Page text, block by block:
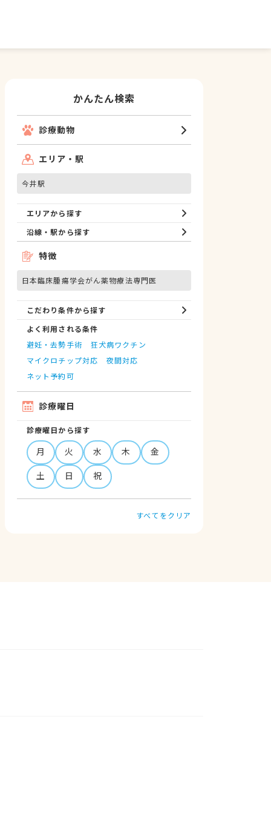
かんたん検索
診療動物
エリア・駅
今井駅
エリアから探す
沿線・駅から探す
特徴
日本臨床腫瘍学会がん薬物療法専門医
こだわり条件から探す
よく利用される条件
避妊・去勢手術
狂犬病ワクチン
マイクロチップ対応
夜間対応
ネット予約可
診療曜日
診療曜日から探す
月 火 水 木
金
土
日 祝
すべてをクリア